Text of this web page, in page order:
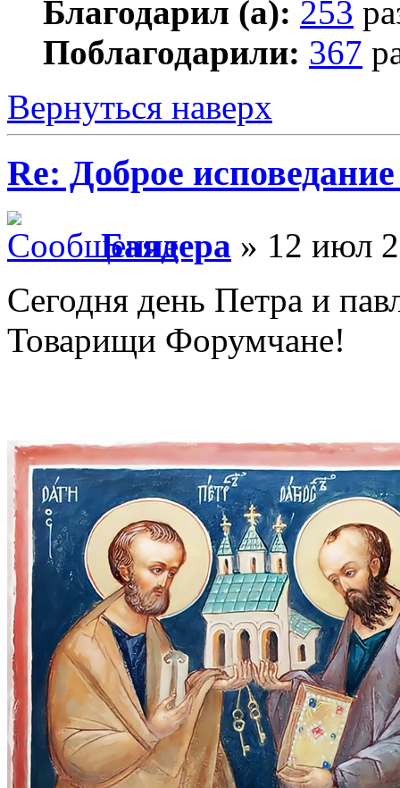
Благодарил (а): 253
Поблагодарили: 367
Вернуться наверх
Re: Доброе
Баядера » 12 июл
Сегодня день Петра и
Товарищи Форумчане!